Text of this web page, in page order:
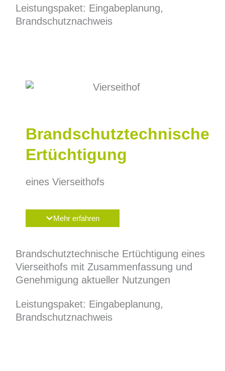
Leistungspaket: Eingabeplanung,
Brandschutznachweis
Brandschutztechnische
Ertüchtigung
eines Vierseithofs
Mehr erfahren
Brandschutztechnische Ertüchtigung eines
Vierseithofs mit Zusammenfassung und
Genehmigung aktueller Nutzungen
Leistungspaket: Eingabeplanung,
Brandschutznachweis